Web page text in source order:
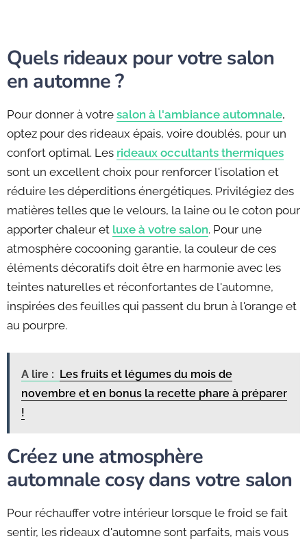
Quels rideaux pour votre salon
en automne ?
Pour donner à votre salon à l'ambiance automnale,
optez pour des rideaux épais, voire doublés, pour un
confort optimal. Les rideaux occultants thermiques
sont un excellent choix pour renforcer l'isolation et
réduire les déperditions énergétiques. Privilégiez des
matières telles que le velours, la laine ou le coton pour
apporter chaleur et luxe à votre salon. Pour une
atmosphère cocooning garantie, la couleur de ces
éléments décoratifs doit être en harmonie avec les
teintes naturelles et réconfortantes de l'automne,
inspirées des feuilles qui passent du brun à l'orange et
au pourpre.
A lire : Les fruits et légumes du mois de
novembre et en bonus la recette phare à préparer
!
Créez une atmosphère
automnale cosy dans votre salon
Pour réchauffer votre intérieur lorsque le froid se fait
sentir, les rideaux d'automne sont parfaits, mais vous